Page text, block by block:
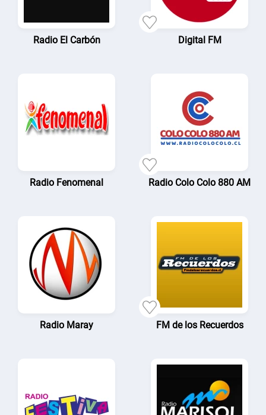
Radio El Carbón Digital FM
Radio Fenomenal Radio Colo Colo 880 AM
Radio Maray FM de los Recuerdos